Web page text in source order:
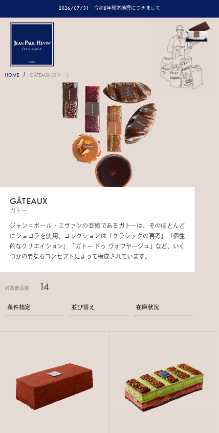
2026/07/31 令和8年熊本地震につきまして
HOME / GÂTEAUX (ガトー)
GÂTEAUX
ガトー
ジャン＝ポール・エヴァンの芸術であるガトーは、そのほとんど
にショコラを使用。コレクションは「クラシックの再考」「個性
的なクリエイション」「ガトー ドゥ ヴォワヤージュ」など、いく
つかの異なるコンセプトによって構成されています。
対象商品数 14
条件指定 並び替え 在庫状況